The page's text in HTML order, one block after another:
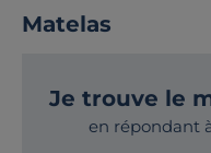
Matelas
Je trouve le
en répondant